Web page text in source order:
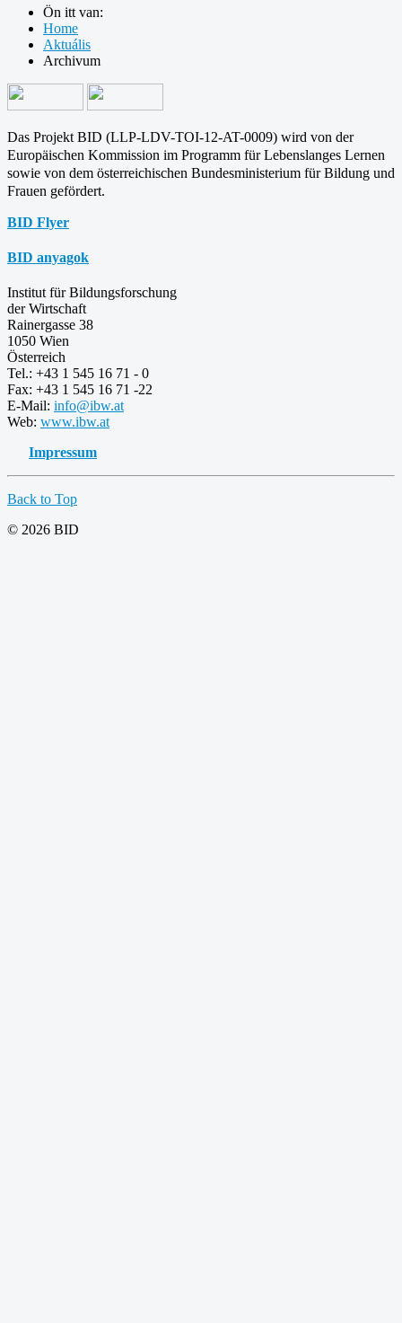
Ön itt van:
Home
Aktuális
Archivum
Das Projekt BID (LLP-LDV-TOI-12-AT-0009) wird von der
Europäischen Kommission im Programm fürLebenslanges Lernen
sowie von dem österreichischen Bundesministerium für Bildung und
Frauen gefördert.
BID Flyer
BID anyagok
Institut für Bildungsforschung
der Wirtschaft
Rainergasse 38
1050 Wien
Österreich
Tel.: +43 1 545 16 71 - 0
Fax: +43 1 545 16 71 -22
E-Mail: info@ibw.at
Web: www.ibw.at
Impressum
Back to Top
© 2026 BID